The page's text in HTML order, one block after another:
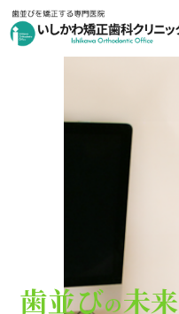
歯並びの未来